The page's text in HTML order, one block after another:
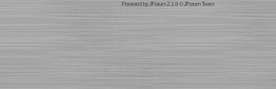
Powered byJForum 2.1.9©JForum Team